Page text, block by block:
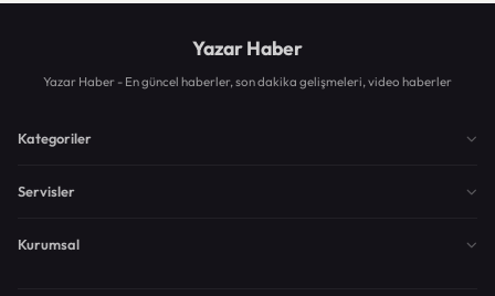
Yazar Haber
Yazar Haber - En güncel haberler, son dakika gelişmeleri, video haberler
Kategoriler
Servisler
Kurumsal